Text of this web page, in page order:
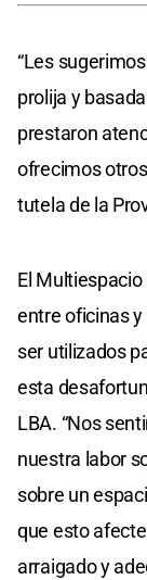
“Les
prolija y
prestaron
ofrecimos
tutela de la
El
entre oficinas
ser utilizados
esta
LBA. “Nos
nuestra labor
sobre un
que esto
arraigado y